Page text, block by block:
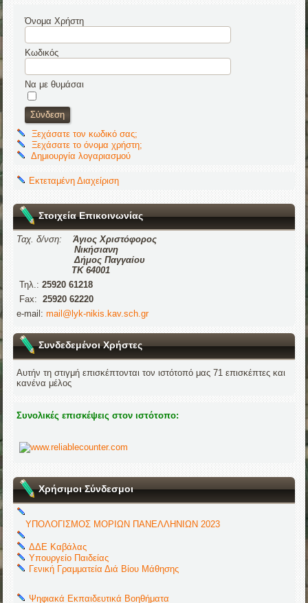
Όνομα Χρήστη
Κωδικός
Να με θυμάσαι
Ξεχάσατε τον κωδικό σας;
Ξεχάσατε το όνομα χρήστη;
Δημιουργία λογαριασμού
Εκτεταμένη Διαχείριση
Στοιχεία Επικοινωνίας
Ταχ. δ/νση:
Άγιος Χριστόφορος
Νικήσιανη
Δήμος Παγγαίου
ΤΚ 64001
Τηλ.:25920 61218
Fax:25920 62220
e-mail:mail@lyk-nikis.kav.sch.gr
Συνδεδεμένοι Χρήστες
Αυτήν τη στιγμή επισκέπτονται τον ιστότοπό μας 71 επισκέπτες και
κανένα μέλος
Συνολικές επισκέψεις στον ιστότοπο:
Χρήσιμοι Σύνδεσμοι
ΥΠΟΛΟΓΙΣΜΟΣ ΜΟΡΙΩΝ ΠΑΝΕΛΛΗΝΙΩΝ 2023
ΔΔΕ Καβάλας
Υπουργείο Παιδείας
Γενική Γραμματεία Διά Βίου Μάθησης
Ψηφιακά Εκπαιδευτικά Βοηθήματα